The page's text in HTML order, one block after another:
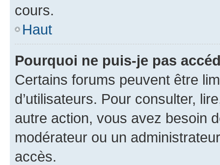
cours.
Haut
Pourquoi ne puis-je pas
Certains forums peuvent être
d’utilisateurs. Pour consulter,
autre action, vous avez besoin
modérateur ou un
accès.